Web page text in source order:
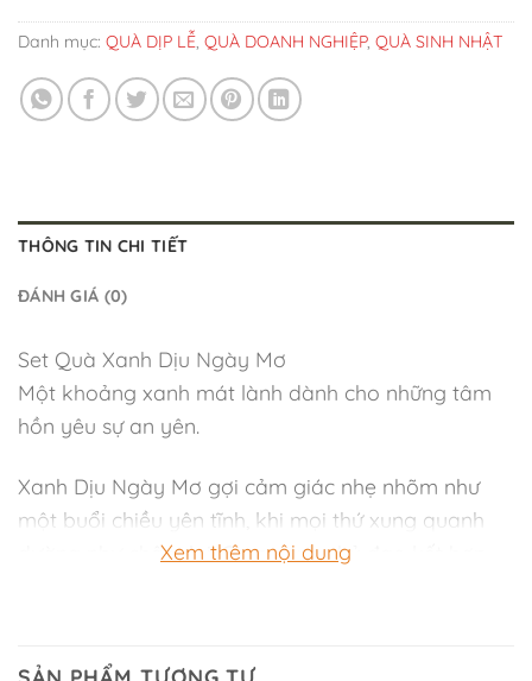
Danh mục: QUÀ DỊP LỄ, QUÀ DOANH NGHIỆP, QUÀ SINH NHẬT
THÔNG TIN CHI TIẾT
ĐÁNH GIÁ (0)
Set Quà Xanh Dịu Ngày Mơ
Một khoảng xanh mát lành dành cho những tâm
hồn yêu sự an yên.
Xanh Dịu Ngày Mơ gợi cảm giác nhẹ nhõm như
một buổi chiều yên tĩnh, khi mọi thứ xung quanh
dường như chậm lại. Gam xanh chủ đạo kết hợp
Xem thêm nội dung